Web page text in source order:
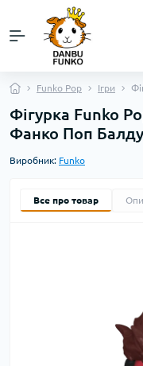
Funko Pop Ігри
Фігурка Funko
Фанко Поп
Виробник: Funko
Все про товар